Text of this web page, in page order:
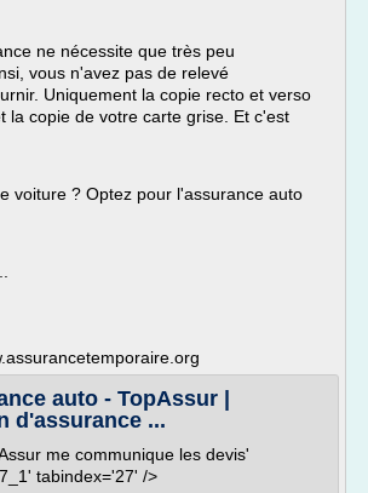
ne nécessite que très peu
vous n'avez pas de relevé
Uniquement la copie recto et verso
la copie de votre carte grise. Et c'est
voiture ? Optez pour l'assurance auto
auto - TopAssur |
d'assurance ...
me communique les devis'
tabindex='27' />